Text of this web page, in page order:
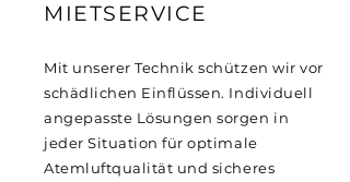
MIETSERVICE
Mit unserer Technik schützen wir vor
schädlichen Einflüssen. Individuell
angepasste Lösungen sorgen in
jeder Situation für optimale
Atemluftqualität und sicheres